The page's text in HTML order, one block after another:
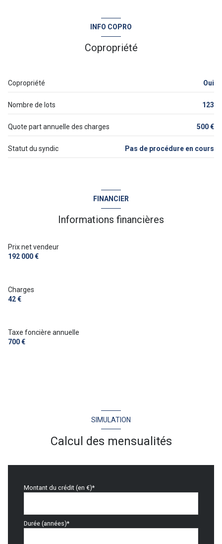
INFO COPRO
Copropriété
Copropriété Oui
Nombre de lots 123
Quote part annuelle des charges 500 €
Statut du syndic Pas de procédure en cours
FINANCIER
Informations financières
Prix net vendeur
192 000 €
Charges
42 €
Taxe foncière annuelle
700 €
SIMULATION
Calcul des mensualités
Montant du crédit (en €)*
Durée (années)*